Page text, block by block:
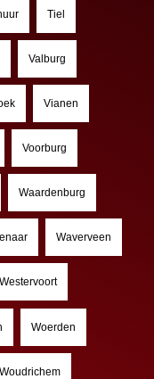
Tiel
Valburg
Vianen
Voorburg
Waardenburg
Waverveen
Westervoort
Woerden
Woudrichem